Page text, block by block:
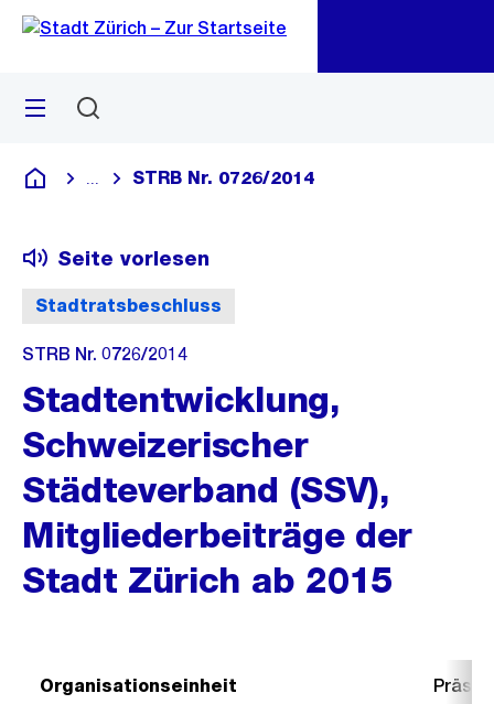
Navigation
Sprunglink
Menü
Deutsch
Blende alle Breadcrumbs ein
STRB Nr. 0726/2014
Stadtratsbeschluss
Seite vorlesen
STRB Nr. 0726/2014
Stadtentwicklung,
Schweizerischer
Städteverband (SSV),
Mitgliederbeiträge der
Stadt Zürich ab 2015
Organisationseinheit